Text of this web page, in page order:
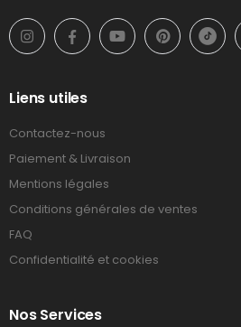
Liens utiles
Contactez-nous
Paiement & Livraison
Mentions légales
Conditions générales de ventes
FAQ
Confidentialité et cookies
Nos Services